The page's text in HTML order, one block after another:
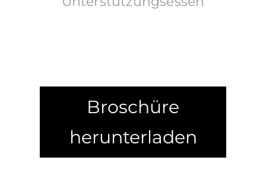
Broschüre
herunterladen